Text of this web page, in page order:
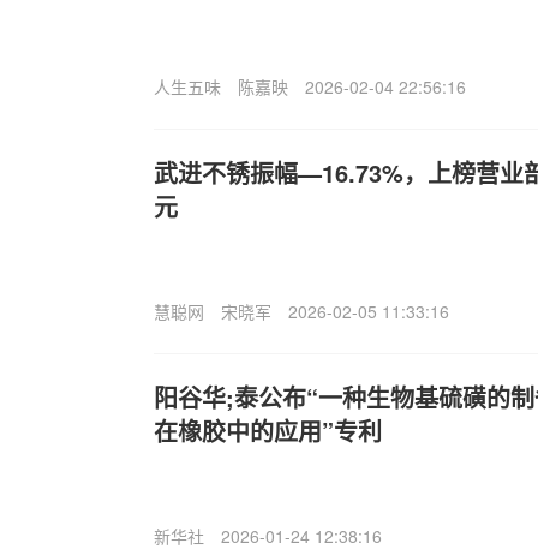
人生五味 陈嘉映 2026-02-04 22:56:16
武进不锈振幅—16.73%，上榜营业
元
慧聪网 宋晓军 2026-02-05 11:33:16
阳谷华;泰公布“一种生物基硫磺的
在橡胶中的应用”专利
新华社 2026-01-24 12:38:16